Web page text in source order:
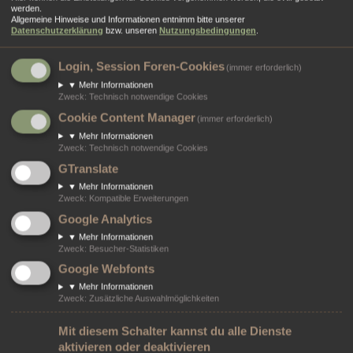
lassen.
Dein Name:
Bitte trage deinen Namen ein, damit deine Nachricht zugeordnet werden kann.
Deine E-Mail-Adresse:
Bitte trage eine gültige E-Mail-Adresse ein, damit wir dich kontaktieren können.
Wiederhole die E-Mail Adresse:
Grund:
werden.
Allgemeine Hinweise und Informationen entnimm bitte unserer
Datenschutzerklärung bzw. unseren Nutzungsbedingungen.
Login, Session Foren-Cookies(immer erforderlich)
▼ Mehr Informationen
Zweck: Technisch notwendige Cookies
Cookie Content Manager(immer erforderlich)
▼ Mehr Informationen
Zweck: Technisch notwendige Cookies
GTranslate
▼ Mehr Informationen
Zweck: Kompatible Erweiterungen
Google Analytics
▼ Mehr Informationen
Zweck: Besucher-Statistiken
Google Webfonts
▼ Mehr Informationen
Zweck: Zusätzliche Auswahlmöglichkeiten
Mit diesem Schalter kannst du alle Dienste
aktivieren oder deaktivieren